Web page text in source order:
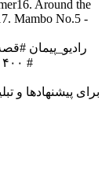
Around the
Mambo No.5 -
رادیو_پیمان
۱۴۰۰ شمسی #کمدی #تراژدی #پیمان_حقانی #